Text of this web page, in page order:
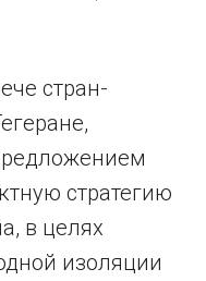
стран-
стратегию
в целях
изоляции